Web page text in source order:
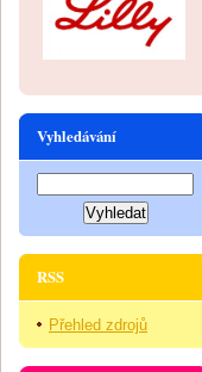
Vyhledávání
RSS
Přehled zdrojů